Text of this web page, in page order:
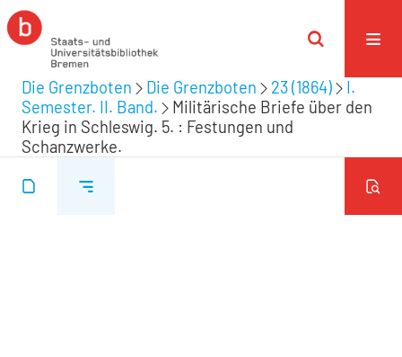
Die Grenzboten Die Grenzboten 23 (1864)
I.
Semester. II. Band.
Militärische Briefe über den
Krieg in Schleswig. 5. : Festungen und
Schanzwerke.